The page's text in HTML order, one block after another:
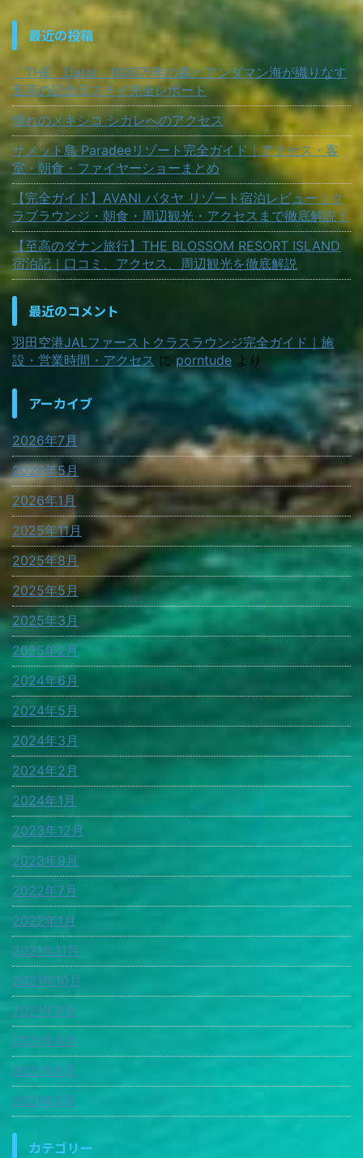
最近の投稿
「THE Datai」1000万年の森とアンダマン海が織りなす
至高の記念日ステイ完全レポート
憧れのメキシコ シカレへのアクセス
サメット島 Paradeeリゾート完全ガイド｜アクセス・客
室・朝食・ファイヤーショーまとめ
【完全ガイド】AVANI パタヤ リゾート宿泊レビュー｜ク
ラブラウンジ・朝食・周辺観光・アクセスまで徹底解説！
【至高のダナン旅行】THE BLOSSOM RESORT ISLAND
宿泊記｜口コミ、アクセス、周辺観光を徹底解説
最近のコメント
羽田空港JALファーストクラスラウンジ完全ガイド｜施
設・営業時間・アクセス に porntude より
アーカイブ
2026年7月
2026年5月
2026年1月
2025年11月
2025年8月
2025年5月
2025年3月
2025年2月
2024年6月
2024年5月
2024年3月
2024年2月
2024年1月
2023年12月
2023年9月
2022年7月
2022年1月
2021年11月
2021年10月
2021年9月
2021年8月
2021年6月
2021年5月
カテゴリー